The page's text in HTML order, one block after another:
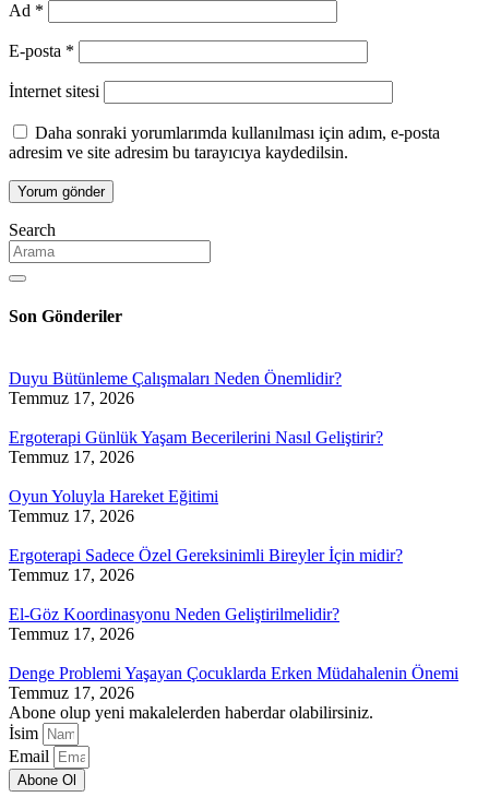
Ad *
E-posta *
İnternet sitesi
Daha sonraki yorumlarımda kullanılması için adım, e-posta
adresim ve site adresim bu tarayıcıya kaydedilsin.
Search
Son Gönderiler
Duyu Bütünleme Çalışmaları Neden Önemlidir?
Temmuz 17, 2026
Ergoterapi Günlük Yaşam Becerilerini Nasıl Geliştirir?
Temmuz 17, 2026
Oyun Yoluyla Hareket Eğitimi
Temmuz 17, 2026
Ergoterapi Sadece Özel Gereksinimli Bireyler İçin midir?
Temmuz 17, 2026
El-Göz Koordinasyonu Neden Geliştirilmelidir?
Temmuz 17, 2026
Denge Problemi Yaşayan Çocuklarda Erken Müdahalenin Önemi
Temmuz 17, 2026
Abone olup yeni makalelerden haberdar olabilirsiniz.
İsim
Email
Abone Ol